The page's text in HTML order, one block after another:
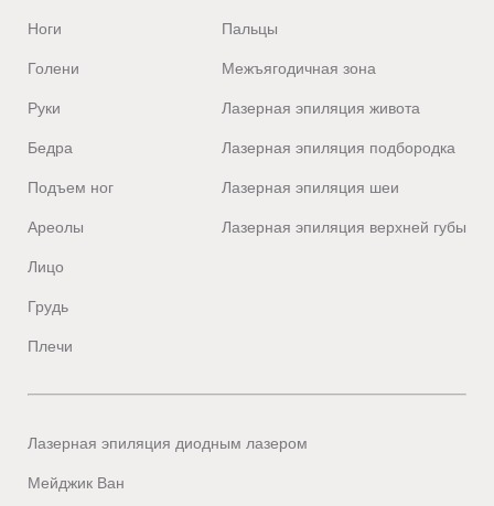
Ноги
Голени
Руки
Бедра
Подъем ног
Ареолы
Лицо
Грудь
Плечи
Пальцы
Межъягодичная зона
Лазерная эпиляция живота
Лазерная эпиляция подбородка
Лазерная эпиляция шеи
Лазерная эпиляция верхней губы
Лазерная эпиляция диодным лазером
Мейджик Ван